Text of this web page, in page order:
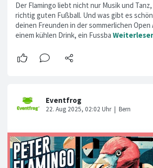
Der Flamingo liebt nicht nur Musik und
richtig guten Fußball. Und was gibt es
deinen Freunden in der sommerlichen Open
einem kühlen Drink, ein Fussba